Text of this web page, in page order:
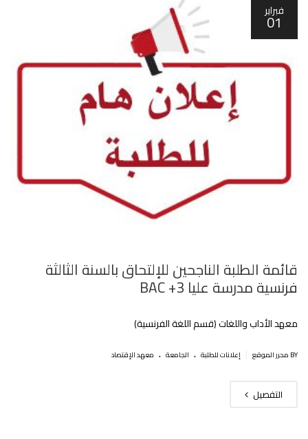
فبراير
01
قائمة الطلبة الناجحين للإلتحاق بالسنة الثالثة
فرنسية مدرسة عليا BAC +3
معهد الأداب واللغات (قسم اللغة الفرنسية)
BY محرر الموقع إعلانات للطلبة . الجامعة . معهد الإقتصاد
التفصيل